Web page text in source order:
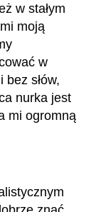
w stałym
moją
w
słów,
nurka jest
mi ogromną